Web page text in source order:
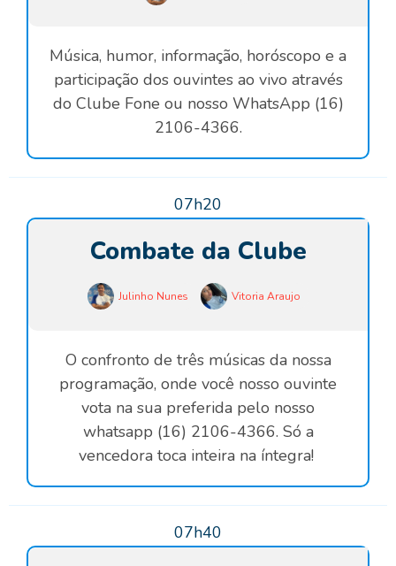
Música, humor, informação, horóscopo e a
participação dos ouvintes ao vivo através
do Clube Fone ou nosso WhatsApp (16)
2106-4366.
07h20
Combate da Clube
Julinho Nunes Vitoria Araujo
O confronto de três músicas da nossa
programação, onde você nosso ouvinte
vota na sua preferida pelo nosso
whatsapp (16) 2106-4366. Só a
vencedora toca inteira na íntegra!
07h40